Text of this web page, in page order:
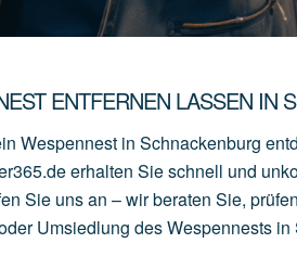
ENTFERNEN LASSEN IN
Wespennest in Schnackenburg
erhalten Sie schnell und
Sie uns an – wir beraten Sie,
Umsiedlung des Wespennests